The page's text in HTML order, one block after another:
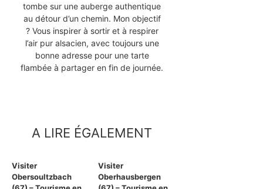
tombe sur une auberge authentique
au détour d’un chemin. Mon objectif
? Vous inspirer à sortir et à respirer
l’air pur alsacien, avec toujours une
bonne adresse pour une tarte
flambée à partager en fin de journée.
A LIRE ÉGALEMENT
Visiter
Obersoultzbach
Visiter
Oberhausbergen